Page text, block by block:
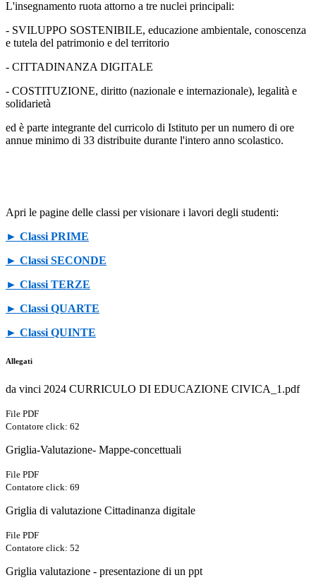
L'insegnamento ruota attorno a tre nuclei principali:
- SVILUPPO SOSTENIBILE, educazione ambientale, conoscenza
e tutela del patrimonio e del territorio
- CITTADINANZA DIGITALE
- COSTITUZIONE, diritto (nazionale e internazionale), legalità e
solidarietà
ed è parte integrante del curricolo di Istituto per un numero di ore
annue minimo di 33 distribuite durante l'intero anno scolastico.
Apri le pagine delle classi per visionare i lavori degli studenti:
► Classi PRIME
► Classi SECONDE
► Classi TERZE
► Classi QUARTE
► Classi QUINTE
Allegati
da vinci 2024 CURRICULO DI EDUCAZIONE CIVICA_1.pdf
File PDF
Contatore click: 62
Griglia-Valutazione- Mappe-concettuali
File PDF
Contatore click: 69
Griglia di valutazione Cittadinanza digitale
File PDF
Contatore click: 52
Griglia valutazione - presentazione di un ppt